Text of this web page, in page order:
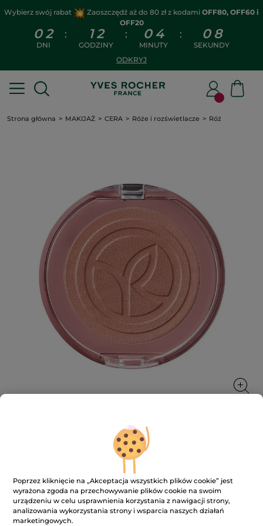
Wybierz swój rabat Zaoszczędź aż do 80 zł z kodami OFF80, OFF60 i
OFF20
0 2
DNI
: 1 2
GODZINY
: 0 4
MINUTY
: 0 8
SEKUNDY
ODKRYJ
Strona główna MAKIJAŻ CERA Róże i rozświetlacze Róż
Róż
Nadaje naturalny, stopniowalny rumieniec i zdrowy
wygląd cery
3.2 g
4.1 ★★★★★
★★★★★
4.1
(131)DODAJ RECENZJĘ
Poprzez kliknięcie na „Akceptacja wszystkich plików cookie” jest
wyrażona zgoda na przechowywanie plików cookie na swoim
urządzeniu w celu usprawnienia korzystania z nawigacji strony,
analizowania wykorzystania strony i wsparcia naszych działań
marketingowych.